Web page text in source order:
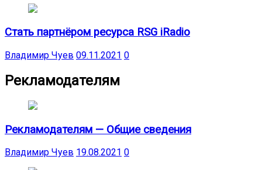
Стать партнёром ресурса RSG iRadio
Владимир Чуев 09.11.2021 0
Рекламодателям
Рекламодателям — Общие сведения
Владимир Чуев 19.08.2021 0